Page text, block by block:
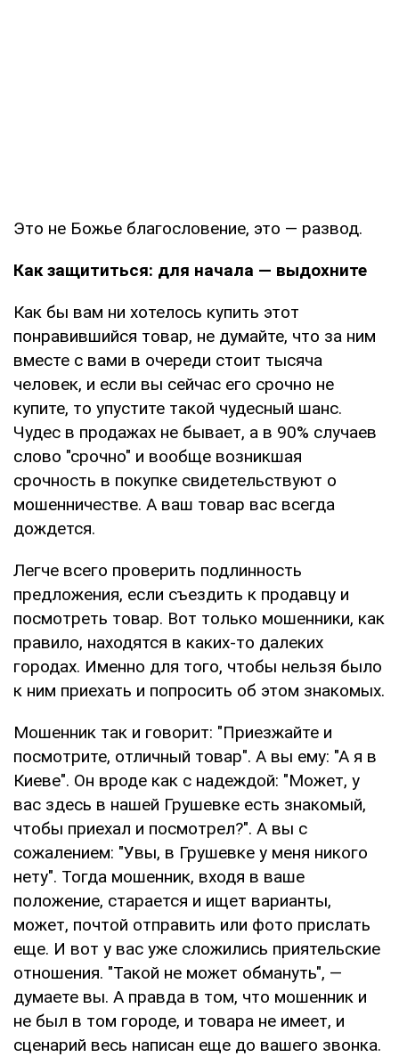
Это не Божье благословение, это — развод.
Как защититься: для начала — выдохните
Как бы вам ни хотелось купить этот
понравившийся товар, не думайте, что за ним
вместе с вами в очереди стоит тысяча
человек, и если вы сейчас его срочно не
купите, то упустите такой чудесный шанс.
Чудес в продажах не бывает, а в 90% случаев
слово "срочно" и вообще возникшая
срочность в покупке свидетельствуют о
мошенничестве. А ваш товар вас всегда
дождется.
Легче всего проверить подлинность
предложения, если съездить к продавцу и
посмотреть товар. Вот только мошенники, как
правило, находятся в каких-то далеких
городах. Именно для того, чтобы нельзя было
к ним приехать и попросить об этом знакомых.
Мошенник так и говорит: "Приезжайте и
посмотрите, отличный товар". А вы ему: "А я в
Киеве". Он вроде как с надеждой: "Может, у
вас здесь в нашей Грушевке есть знакомый,
чтобы приехал и посмотрел?". А вы с
сожалением: "Увы, в Грушевке у меня никого
нету". Тогда мошенник, входя в ваше
положение, старается и ищет варианты,
может, почтой отправить или фото прислать
еще. И вот у вас уже сложились приятельские
отношения. "Такой не может обмануть", —
думаете вы. А правда в том, что мошенник и
не был в том городе, и товара не имеет, и
сценарий весь написан еще до вашего звонка.